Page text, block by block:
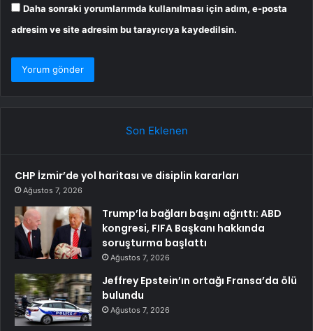
Daha sonraki yorumlarımda kullanılması için adım, e-posta
adresim ve site adresim bu tarayıcıya kaydedilsin.
Son Eklenen
CHP İzmir’de yol haritası ve disiplin kararları
Ağustos 7, 2026
Trump’la bağları başını ağrıttı: ABD
kongresi, FIFA Başkanı hakkında
soruşturma başlattı
Ağustos 7, 2026
Jeffrey Epstein’ın ortağı Fransa’da ölü
bulundu
Ağustos 7, 2026